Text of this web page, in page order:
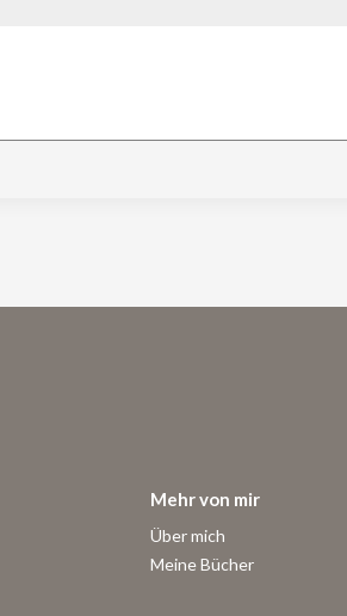
Mehr von mir
Über mich
Meine Bücher